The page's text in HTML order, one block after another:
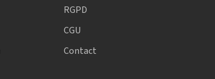
RGPD
CGU
Contact